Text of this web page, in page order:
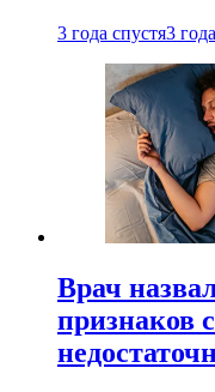
3 года спустя3
Врач
признаков